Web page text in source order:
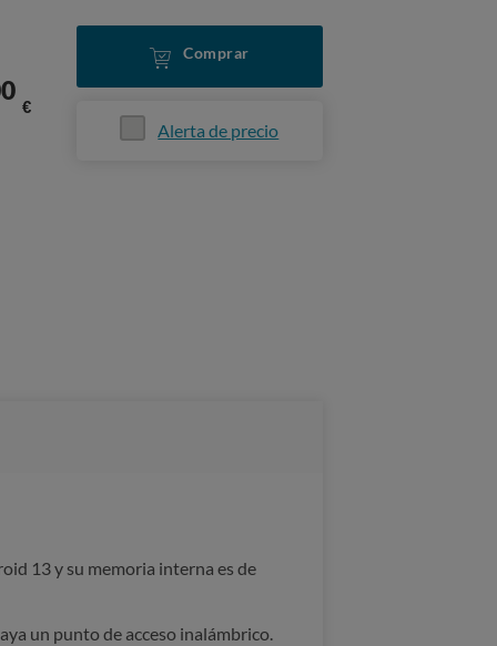
€
Comprar
Alerta de precio
13 y su memoria interna es de
un punto de acceso inalámbrico.